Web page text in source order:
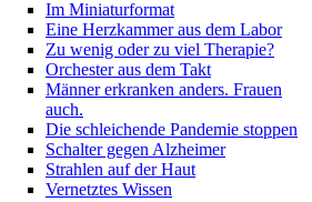
Im Miniaturformat
Eine Herzkammer aus dem Labor
Zu wenig oder zu viel Therapie?
Orchester aus dem Takt
Männer erkranken anders. Frauen
auch.
Die schleichende Pandemie stoppen
Schalter gegen Alzheimer
Strahlen auf der Haut
Vernetztes Wissen